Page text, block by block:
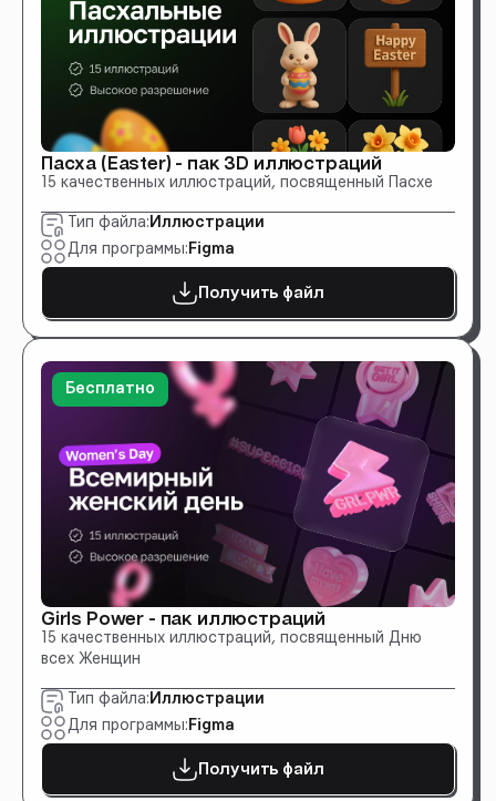
Пасха (Easter) - пак 3D иллюстраций
15 качественных иллюстраций, посвященный Пасхе
Тип файла: Иллюстрации
Для программы: Figma
Получить файл
Бесплатно
Girls Power - пак иллюстраций
15 качественных иллюстраций, посвященный Дню
всех Женщин
Тип файла: Иллюстрации
Для программы: Figma
Получить файл